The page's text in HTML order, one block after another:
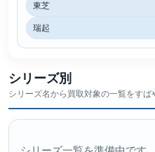
東芝
瑞起
シリーズ別
シリーズ名から買取対象の一覧をすば